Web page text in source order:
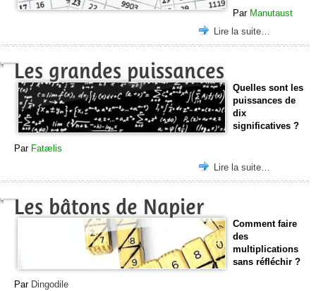
Par Manutaust
Lire la suite…
Les grandes puissances
Quelles sont les
puissances de
dix
significatives ?
Par Fatælis
Lire la suite…
Les bâtons de Napier
Comment faire
des
multiplications
sans réfléchir ?
Par Dingodile